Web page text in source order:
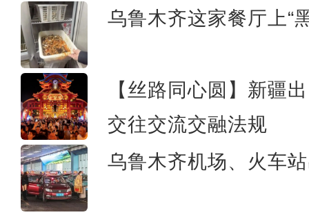
乌鲁木齐这家餐厅上“
【丝路同心圆】新疆
交往交流交融法规
乌鲁木齐机场、火车
新疆雅丹地貌雪后